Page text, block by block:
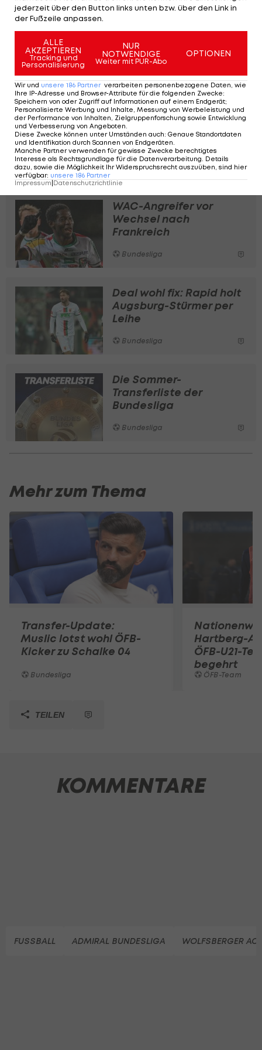
STARTEN
WAC wohl kurz vor
Einigung mit serbischem
Mittelfeldspieler
Bundesliga
WAC-Angreifer vor
Wechsel nach
Frankreich
Bundesliga
Deal wohl fix: Rapid holt
Augsburg-Stürmer per
Leihe
Bundesliga
Die Sommer-
Transferliste der
Bundesliga
Bundesliga
Mehr zum Thema
Transfer-Update:
Muslic lotst wohl ÖFB-
Kicker zu Schalke 04
Bundesliga
Hartberg-
ÖFB-U21-
begehrt
ÖFB-Team
TEILEN
KOMMENTARE
FUSSBALL ADMIRAL BUNDESLIGA WOLFSBERGER AC
jederzeit über den Button links unten bzw. über den Link in
der Fußzeile anpassen.
ALLE
AKZEPTIEREN
Tracking und
Personalisierung
NUR
NOTWENDIGE
Weiter mit PUR-Abo
OPTIONEN
Wir und unsere 186 Partner verarbeiten personenbezogene Daten, wie
Ihre IP-Adresse und Browser-Attribute für die folgenden Zwecke:
Speichern von oder Zugriff auf Informationen auf einem Endgerät;
Personalisierte Werbung und Inhalte, Messung von Werbeleistung und
der Performance von Inhalten, Zielgruppenforschung sowie Entwicklung
und Verbesserung von Angeboten
Diese Zwecke können unter Umständen auch: Genaue Standortdaten
und Identifikation durch Scannen von Endgeräten
Manche Partner verwenden für gewisse Zwecke berechtigtes
Interesse als Rechtsgrundlage für die Datenverarbeitung. Details
dazu, sowie die Möglichkeit Ihr Widerspruchsrecht auszuüben, sind hier
verfügbar: unsere 186 Partner
Impressum|Datenschutzrichtlinie